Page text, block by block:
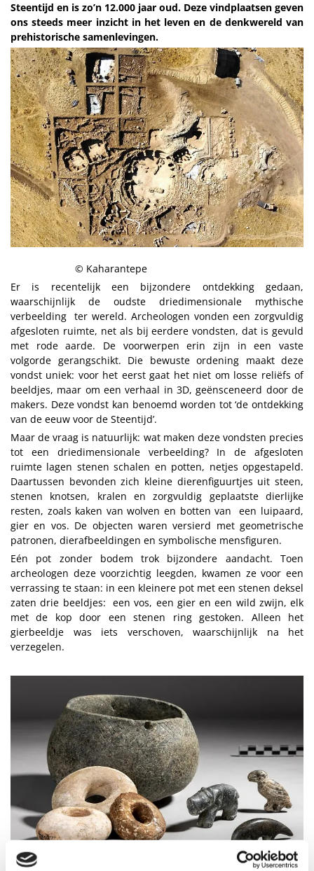
Steentijd en is zo’n 12.000 jaar oud. Deze vindplaatsen geven
ons steeds meer inzicht in het leven en de denkwereld van
prehistorische samenlevingen.
© Kaharantepe
Er is recentelijk een bijzondere ontdekking gedaan,
waarschijnlijk de oudste driedimensionale mythische
verbeelding ter wereld. Archeologen vonden een zorgvuldig
afgesloten ruimte, net als bij eerdere vondsten, dat is gevuld
met rode aarde. De voorwerpen erin zijn in een vaste
volgorde gerangschikt. Die bewuste ordening maakt deze
vondst uniek: voor het eerst gaat het niet om losse reliëfs of
beeldjes, maar om een verhaal in 3D, geënsceneerd door de
makers. Deze vondst kan benoemd worden tot ‘de ontdekking
van de eeuw voor de Steentijd’.
Maar de vraag is natuurlijk: wat maken deze vondsten precies
tot een driedimensionale verbeelding? In de afgesloten
ruimte lagen stenen schalen en potten, netjes opgestapeld.
Daartussen bevonden zich kleine dierenfiguurtjes uit steen,
stenen knotsen, kralen en zorgvuldig geplaatste dierlijke
resten, zoals kaken van wolven en botten van een luipaard,
gier en vos. De objecten waren versierd met geometrische
patronen, dierafbeeldingen en symbolische mensfiguren.
Eén pot zonder bodem trok bijzondere aandacht. Toen
archeologen deze voorzichtig leegden, kwamen ze voor een
verrassing te staan: in een kleinere pot met een stenen deksel
zaten drie beeldjes: een vos, een gier en een wild zwijn, elk
met de kop door een stenen ring gestoken. Alleen het
gierbeeldje was iets verschoven, waarschijnlijk na het
verzegelen.